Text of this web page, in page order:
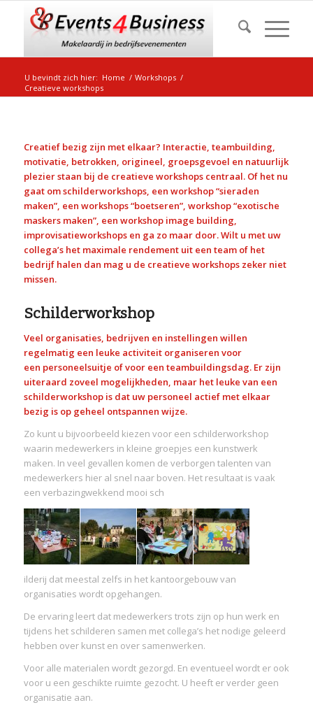
U bevindt zich hier: Home / Workshops /
Creatieve workshops
Creatief bezig zijn met elkaar? Interactie, teambuilding,
motivatie, betrokken, origineel, groepsgevoel en natuurlijk
plezier staan bij de creatieve workshops centraal. Of het nu
gaat om schilderworkshops, een workshop “sieraden
maken”, een workshops “boetseren”, workshop “exotische
maskers maken”, een workshop image building,
improvisatieworkshops en ga zo maar door. Wilt u met uw
collega’s het maximale rendement uit een team of het
bedrijf halen dan mag u de creatieve workshops zeker niet
missen.
Schilderworkshop
Veel organisaties, bedrijven en instellingen willen
regelmatig een leuke activiteit organiseren voor
een personeelsuitje of voor een teambuildingsdag. Er zijn
uiteraard zoveel mogelijkheden, maar het leuke van een
schilderworkshop is dat uw personeel actief met elkaar
bezig is op geheel ontspannen wijze.
Zo kunt u bijvoorbeeld kiezen voor een schilderworkshop
waarin medewerkers in kleine groepjes een kunstwerk
maken. In veel gevallen komen de verborgen talenten van
medewerkers hier al snel naar boven. Het resultaat is vaak
een verbazingwekkend mooi sch
ilderij dat meestal zelfs in het kantoorgebouw van
organisaties wordt opgehangen.
De ervaring leert dat medewerkers trots zijn op hun werk en
tijdens het schilderen samen met collega’s het nodige geleerd
hebben over kunst en over samenwerken.
Voor alle materialen wordt gezorgd. En eventueel wordt er ook
voor u een geschikte ruimte gezocht. U heeft er verder geen
organisatie aan.